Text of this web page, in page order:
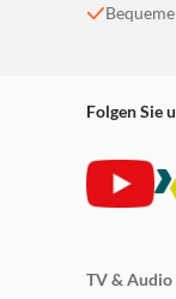
Folgen Sie
TV & Audio